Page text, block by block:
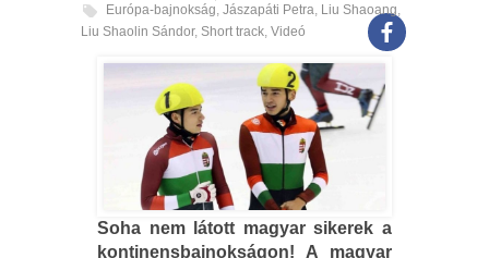
Európa-bajnokság, Jászapáti Petra, Liu Shaoang,
Liu Shaolin Sándor, Short track, Videó
Soha nem látott magyar sikerek a
kontinensbajnokságon! A magyar